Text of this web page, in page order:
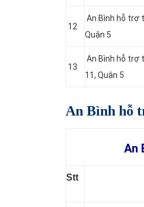
12
An Bình hỗ trợ
Quận 5
13
An Bình hỗ trợ
11, Quận 5
An Bình hỗ
An
Stt